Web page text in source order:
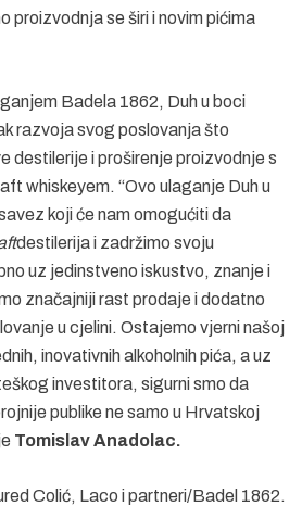
proizvodnja se širi i novim pićima
Badela 1862, Duh u boci
razvoja svog poslovanja što
destilerije i proširenje proizvodnje s
whiskeyem. “Ovo ulaganje Duh u
koji će nam omogućiti da
destilerija i zadržimo svoju
uz jedinstveno iskustvo, znanje i
značajniji rast prodaje i dodatno
u cjelini. Ostajemo vjerni našoj
inovativnih alkoholnih pića, a uz
investitora, sigurni smo da
publike ne samo u Hrvatskoj
Tomislav Anadolac.
Colić, Laco i partneri/Badel 1862.